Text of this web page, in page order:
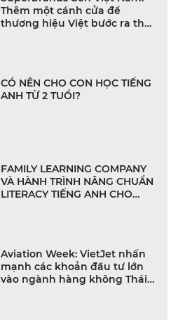
Thêm một cánh cửa để
thương hiệu Việt bước ra thế
CÓ NÊN CHO CON HỌC TIẾNG
ANH TỪ 2 TUỔI?
FAMILY LEARNING COMPANY
VÀ HÀNH TRÌNH NÂNG CHUẨN
LITERACY TIẾNG ANH CHO
Aviation Week: VietJet nhấn
mạnh các khoản đầu tư lớn
vào ngành hàng không Thái